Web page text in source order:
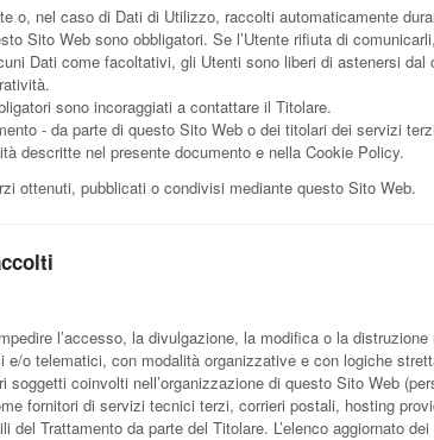
o, nel caso di Dati di Utilizzo, raccolti automaticamente
Sito Web sono obbligatori. Se l’Utente rifiuta di
Dati come facoltativi, gli Utenti sono liberi di astenersi
sono incoraggiati a contattare il Titolare.
- da parte di questo Sito Web o dei titolari dei servizi
descritte nel presente documento e nella Cookie Policy.
ottenuti, pubblicati o condivisi mediante questo Sito Web.
l’accesso, la divulgazione, la modifica o la
o telematici, con modalità organizzative e con logiche
coinvolti nell’organizzazione di questo Sito Web
fornitori di servizi tecnici terzi, corrieri postali, hosting
Trattamento da parte del Titolare. L’elenco aggiornato